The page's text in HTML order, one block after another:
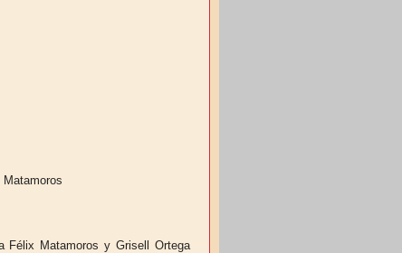
Félix Matamoros y Grisell Ortega